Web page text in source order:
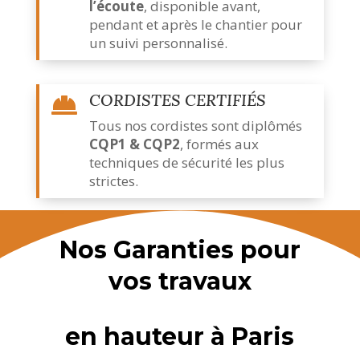
l’écoute, disponible avant,
pendant et après le chantier pour
un suivi personnalisé.
 CORDISTES CERTIFIÉS
Tous nos cordistes sont diplômés
CQP1 & CQP2, formés aux
techniques de sécurité les plus
strictes.
Nos Garanties pour
vos travaux
en hauteur à Paris